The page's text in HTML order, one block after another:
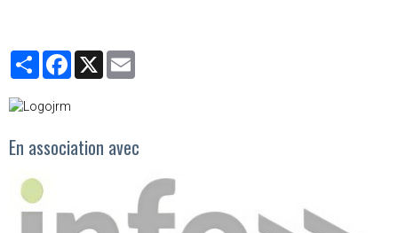
PartagerFacebook
X
En association avec